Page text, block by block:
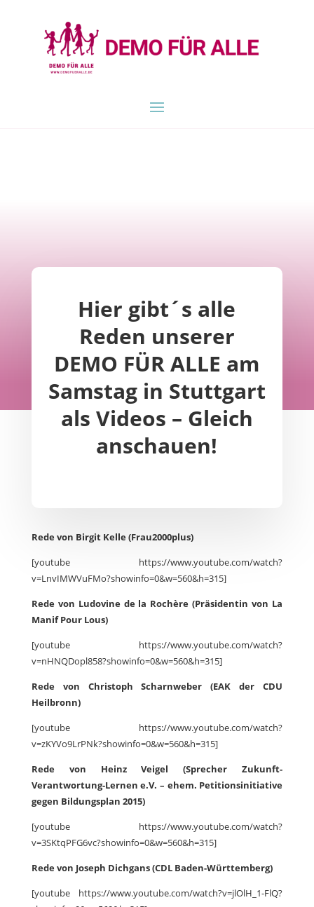
Hier gibt´s alle
Reden unserer
DEMO FÜR ALLE am
Samstag in Stuttgart
als Videos – Gleich
anschauen!
Rede von Birgit Kelle (Frau2000plus)
[youtube https://www.youtube.com/watch?
v=LnvIMWVuFMo?showinfo=0&w=560&h=315]
Rede von Ludovine de la Rochère (Präsidentin von La
Manif Pour Lous)
[youtube https://www.youtube.com/watch?
v=nHNQDopl858?showinfo=0&w=560&h=315]
Rede von Christoph Scharnweber (EAK der CDU
Heilbronn)
[youtube https://www.youtube.com/watch?
v=zKYVo9LrPNk?showinfo=0&w=560&h=315]
Rede von Heinz Veigel (Sprecher Zukunft-
Verantwortung-Lernen e.V. – ehem. Petitionsinitiative
gegen Bildungsplan 2015)
[youtube https://www.youtube.com/watch?
v=3SKtqPFG6vc?showinfo=0&w=560&h=315]
Rede von Joseph Dichgans (CDL Baden-Württemberg)
[youtube https://www.youtube.com/watch?v=jlOlH_1-FlQ?